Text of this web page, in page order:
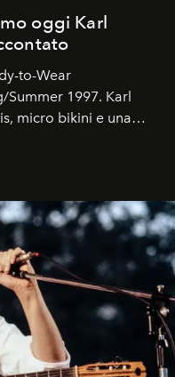
oggi Karl
to-Wear
1997. Karl
micro bikini e una
Trent'anni dopo,
che abbiamo.